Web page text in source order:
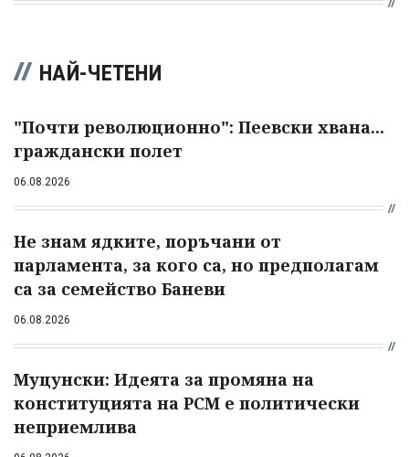
НАЙ-ЧЕТЕНИ
"Почти революционно": Пеевски хвана...
граждански полет
06.08.2026
Не знам ядките, поръчани от
парламента, за кого са, но предполагам
са за семейство Баневи
06.08.2026
Муцунски: Идеята за промяна на
конституцията на РСМ е политически
неприемлива